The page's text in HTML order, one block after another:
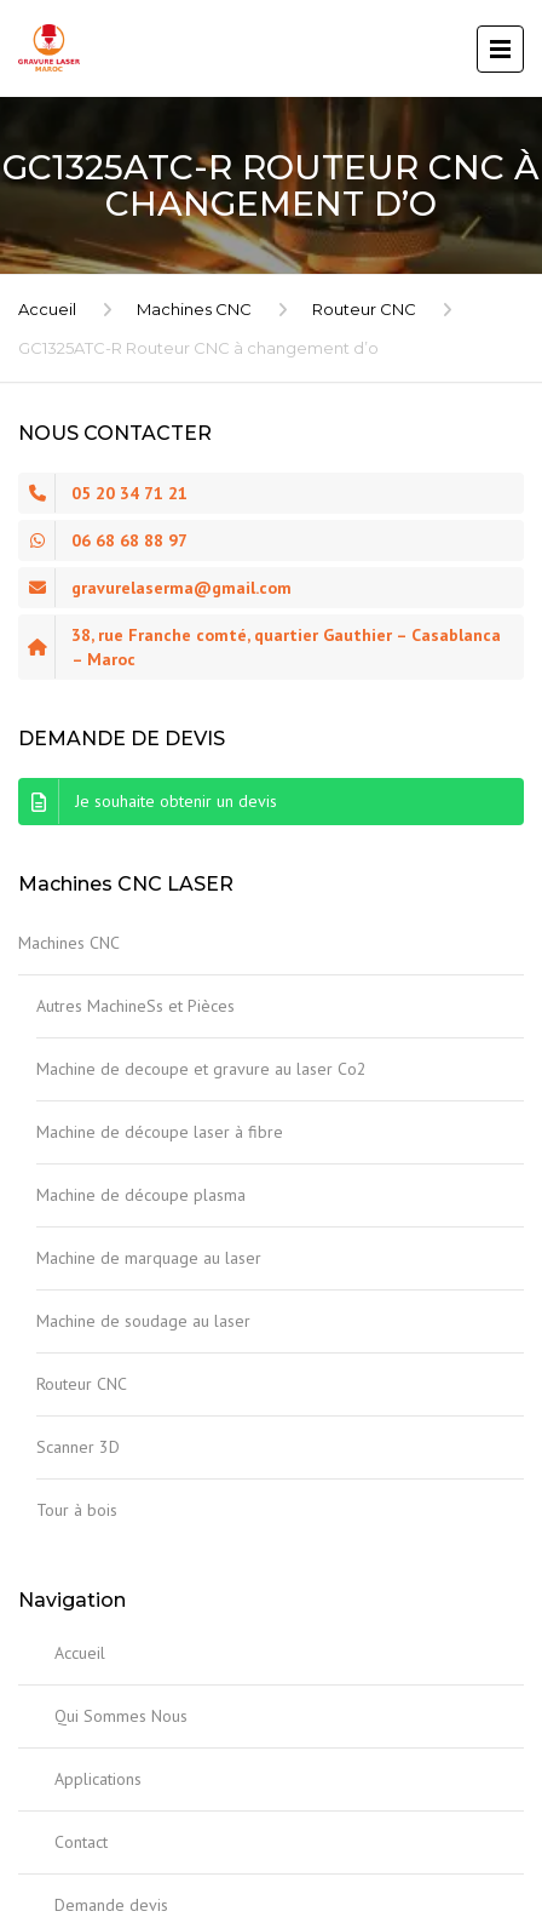
GC1325ATC-R ROUTEUR CNC À
CHANGEMENT D’O
Accueil Machines CNC
Routeur CNC
GC1325ATC-R Routeur CNC à changement d’o
NOUS CONTACTER
05 20 34 71 21
06 68 68 88 97
gravurelaserma@gmail.com
38, rue Franche comté, quartier Gauthier – Casablanca
– Maroc
DEMANDE DE DEVIS
Je souhaite obtenir un devis
Machines CNC LASER
Machines CNC
Autres MachineSs et Pièces
Machine de decoupe et gravure au laser Co2
Machine de découpe laser à fibre
Machine de découpe plasma
Machine de marquage au laser
Machine de soudage au laser
Routeur CNC
Scanner 3D
Tour à bois
Navigation
Accueil
Qui Sommes Nous
Applications
Contact
Demande devis